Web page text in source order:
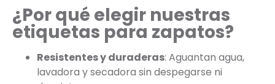
¿Por qué elegir nuestras
etiquetas para zapatos?
Resistentes y duraderas: Aguantan agua,
lavadora y secadora sin despegarse ni